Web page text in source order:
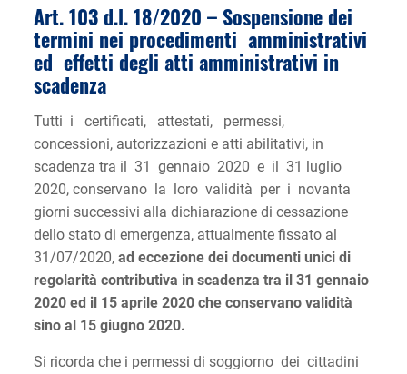
Art. 103 d.l. 18/2020 – Sospensione dei
termini nei procedimenti amministrativi
ed effetti degli atti amministrativi in
scadenza
Tutti i certificati, attestati, permessi,
concessioni, autorizzazioni e atti abilitativi, in
scadenza tra il 31 gennaio 2020 e il 31 luglio
2020, conservano la loro validità per i novanta
giorni successivi alla dichiarazione di cessazione
dello stato di emergenza, attualmente fissato al
31/07/2020, ad eccezione dei documenti unici di
regolarità contributiva in scadenza tra il 31 gennaio
2020 ed il 15 aprile 2020 che conservano validità
sino al 15 giugno 2020.
Si ricorda che i permessi di soggiorno dei cittadini